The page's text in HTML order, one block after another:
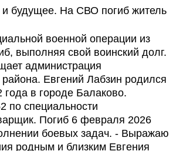
и будущее. На СВО погиб житель
военной операции из
выполняя свой воинский долг.
администрация
района. Евгений Лабзин родился
года в городе Балаково.
по специальности
Погиб 6 февраля 2026
боевых задач. - Выражаю
родным и близким Евгения